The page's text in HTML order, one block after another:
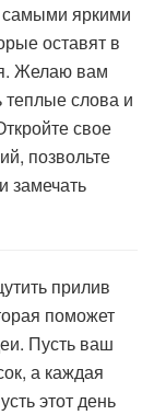
самыми яркими
оставят в
Желаю вам
теплые слова и
свое
позвольте
замечать
прилив
поможет
Пусть ваш
а каждая
этот день